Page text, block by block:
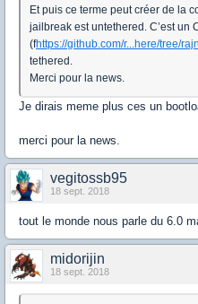
Et puis ce terme peut créer de la
jailbreak est untethered. C’est un
(fhttps://github.com/r...here/tree/
tethered.
Merci pour la news.
Je dirais meme plus ces un
merci pour la news.
vegitossb95
18 sept. 2018
tout le monde nous parle du 6.0
midorijin
18 sept. 2018